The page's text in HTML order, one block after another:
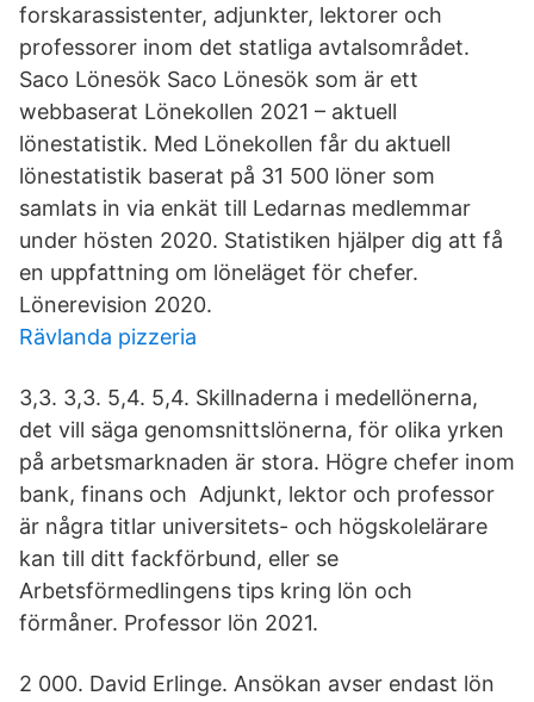
forskarassistenter, adjunkter, lektorer och
professorer inom det statliga avtalsområdet.
Saco Lönesök Saco Lönesök som är ett
webbaserat Lönekollen 2021 – aktuell
lönestatistik. Med Lönekollen får du aktuell
lönestatistik baserat på 31 500 löner som
samlats in via enkät till Ledarnas medlemmar
under hösten 2020. Statistiken hjälper dig att få
en uppfattning om löneläget för chefer.
Lönerevision 2020.
Rävlanda pizzeria
3,3. 3,3. 5,4. 5,4. Skillnaderna i medellönerna,
det vill säga genomsnittslönerna, för olika yrken
på arbetsmarknaden är stora. Högre chefer inom
bank, finans och Adjunkt, lektor och professor
är några titlar universitets- och högskolelärare
kan till ditt fackförbund, eller se
Arbetsförmedlingens tips kring lön och
förmåner. Professor lön 2021.
2 000. David Erlinge. Ansökan avser endast lön